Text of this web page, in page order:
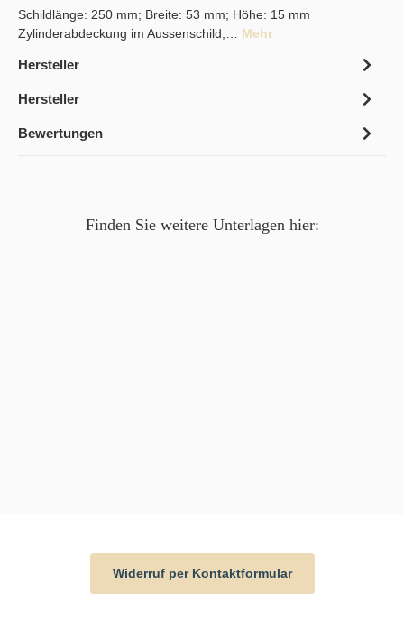
Schildlänge: 250 mm; Breite: 53 mm; Höhe: 15 mm
Zylinderabdeckung im Aussenschild;… Mehr
Hersteller
Hersteller
Bewertungen
Finden Sie weitere Unterlagen hier:
Widerruf per Kontaktformular